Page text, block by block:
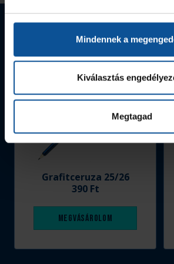
Mindennek a
Kiválasztás
Megtagad
Webshop termékek
Grafitceruza 25/26
390 Ft
Megvásárolom